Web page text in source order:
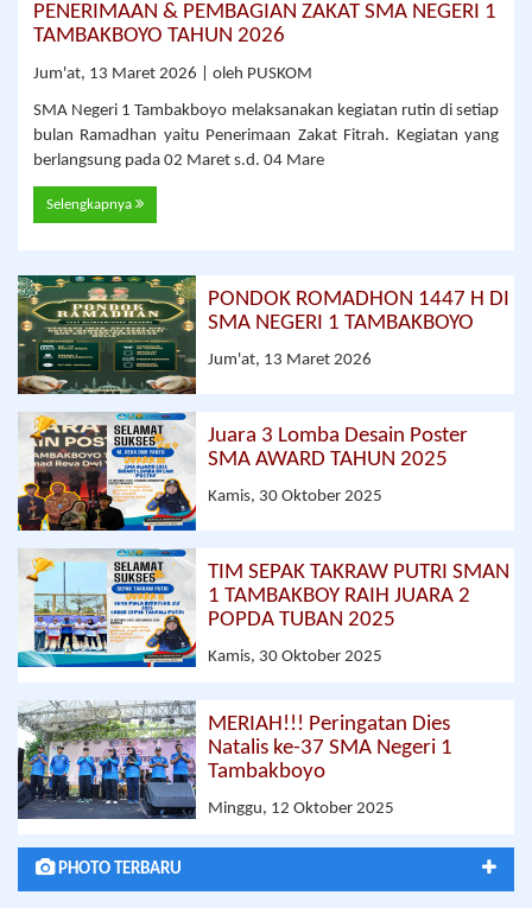
PENERIMAAN & PEMBAGIAN ZAKAT SMA NEGERI 1
TAMBAKBOYO TAHUN 2026
Jum'at, 13 Maret 2026 | oleh PUSKOM
SMA Negeri 1 Tambakboyo melaksanakan kegiatan rutin di setiap
bulan Ramadhan yaitu Penerimaan Zakat Fitrah. Kegiatan yang
berlangsung pada 02 Maret s.d. 04 Mare
Selengkapnya
PONDOK ROMADHON 1447 H DI
SMA NEGERI 1 TAMBAKBOYO
Jum'at, 13 Maret 2026
Juara 3 Lomba Desain Poster
SMA AWARD TAHUN 2025
Kamis, 30 Oktober 2025
TIM SEPAK TAKRAW PUTRI SMAN
1 TAMBAKBOY RAIH JUARA 2
POPDA TUBAN 2025
Kamis, 30 Oktober 2025
MERIAH!!! Peringatan Dies
Natalis ke-37 SMA Negeri 1
Tambakboyo
Minggu, 12 Oktober 2025
PHOTO TERBARU